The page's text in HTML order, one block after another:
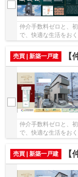
仲介手数料ゼロと、
で、快適な生活をお
売買 | 新築一戸建
【
仲介手数料ゼロと、
で、快適な生活をお
売買 | 新築一戸建
【